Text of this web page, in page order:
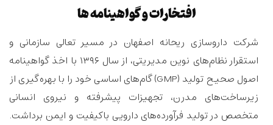
افتخارات و گواهینامه ها
شرکت داروسازی ریحانه اصفهان در مسیر تعالی سازمانی و
استقرار نظام‌های نوین مدیریتی، از سال ۱۳۹۶ با اخذ گواهینامه
اصول صحیح تولید (GMP) گام‌های اساسی خود را با بهره‌گیری از
زیرساخت‌های مدرن، تجهیزات پیشرفته و نیروی انسانی
متخصص در تولید فرآورده‌های دارویی باکیفیت و ایمن برداشت.